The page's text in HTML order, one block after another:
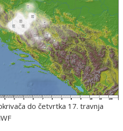
do četvrtka 17. travnja